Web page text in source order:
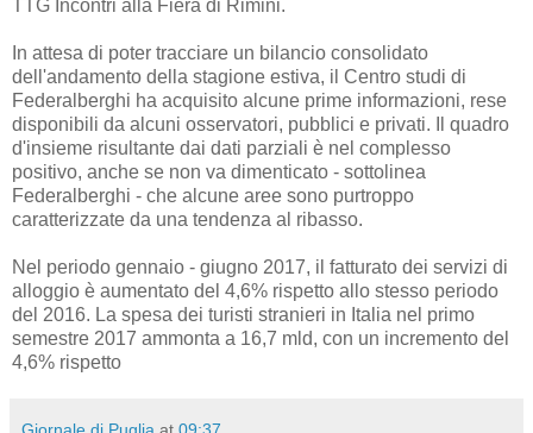
TTG Incontri alla Fiera di Rimini.
In attesa di poter tracciare un bilancio consolidato
dell'andamento della stagione estiva, il Centro studi di
Federalberghi ha acquisito alcune prime informazioni, rese
disponibili da alcuni osservatori, pubblici e privati. Il quadro
d'insieme risultante dai dati parziali è nel complesso
positivo, anche se non va dimenticato - sottolinea
Federalberghi - che alcune aree sono purtroppo
caratterizzate da una tendenza al ribasso.
Nel periodo gennaio - giugno 2017, il fatturato dei servizi di
alloggio è aumentato del 4,6% rispetto allo stesso periodo
del 2016. La spesa dei turisti stranieri in Italia nel primo
semestre 2017 ammonta a 16,7 mld, con un incremento del
4,6% rispetto